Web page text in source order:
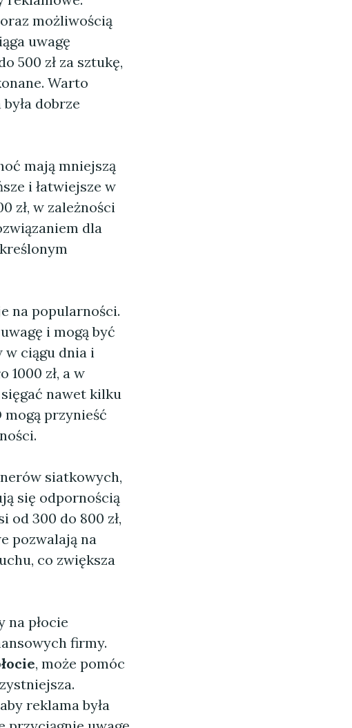
możliwością
uwagę
500 zł za sztukę,
Warto
dobrze
mają mniejszą
i łatwiejsze w
zł, w zależności
dla
na popularności.
i mogą być
ciągu dnia i
1000 zł, a w
nawet kilku
przynieść
siatkowych,
się odpornością
300 do 800 zł,
pozwalają na
co zwiększa
na płocie
firmy.
, może pomóc
reklama była